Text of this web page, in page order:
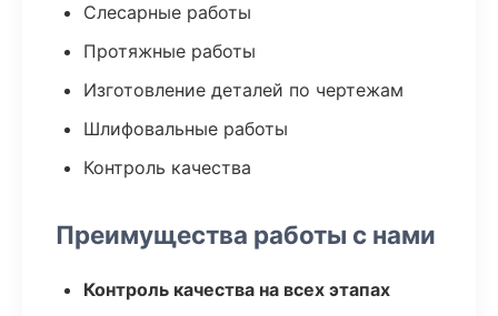
Слесарные работы
Протяжные работы
Изготовление деталей по чертежам
Шлифовальные работы
Контроль качества
Преимущества работы с нами
Контроль качества на всех этапах